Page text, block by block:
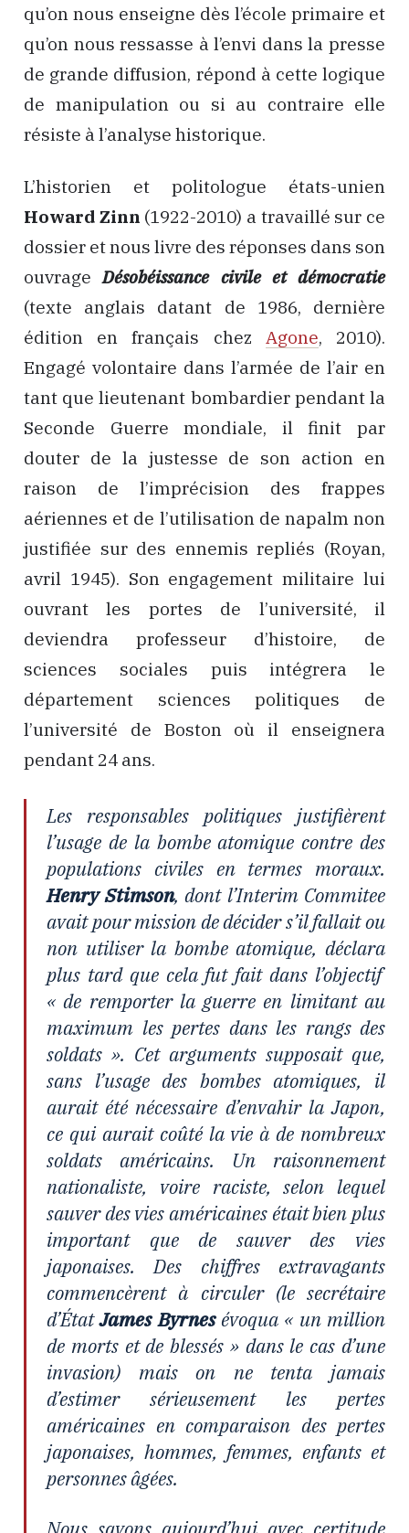
qu’on nous enseigne dès l’école primaire et
qu’on nous ressasse à l’envi dans la presse
de grande diffusion, répond à cette logique
de manipulation ou si au contraire elle
résiste à l’analyse historique.
L’historien et politologue états-unien
Howard Zinn (1922-2010) a travaillé sur ce
dossier et nous livre des réponses dans son
ouvrageDésobéissance civile et démocratie
(texte anglais datant de 1986, dernière
édition en français chez Agone, 2010).
Engagé volontaire dans l’armée de l’air en
tant que lieutenant bombardier pendant la
Seconde Guerre mondiale, il finit par
douter de la justesse de son action en
raison de l’imprécision des frappes
aériennes et de l’utilisation de napalm non
justifiée sur des ennemis repliés (Royan,
avril 1945). Son engagement militaire lui
ouvrant les portes de l’université, il
deviendra professeur d’histoire, de
sciences sociales puis intégrera le
département sciences politiques de
l’université de Boston où il enseignera
pendant 24 ans.
Les responsables politiques justifièrent
l’usage de la bombe atomique contre des
populations civiles en termes moraux.
Henry Stimson, dont l’Interim Commitee
avait pour mission de décider s’il fallait ou
non utiliser la bombe atomique, déclara
plus tard que cela fut fait dans l’objectif
« de remporter la guerre en limitant au
maximum les pertes dans les rangs des
soldats ». Cet arguments supposait que,
sans l’usage des bombes atomiques, il
aurait été nécessaire d’envahir la Japon,
ce qui aurait coûté la vie à de nombreux
soldats américains. Un raisonnement
nationaliste, voire raciste, selon lequel
sauver des vies américaines était bien plus
important que de sauver des vies
japonaises. Des chiffres extravagants
commencèrent à circuler (le secrétaire
d’ÉtatJames Byrnesévoqua « un million
de morts et de blessés » dans le cas d’une
invasion) mais on ne tenta jamais
d’estimer sérieusement les pertes
américaines en comparaison des pertes
japonaises, hommes, femmes, enfants et
personnes âgées.